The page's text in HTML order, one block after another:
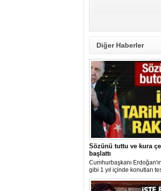
Diğer Haberler
Sözünü tuttu ve kura
başlattı
Cumhurbaşkanı
gibi 1 yıl içinde konutları
başlayan AK Parti
bin konut teslim etti.